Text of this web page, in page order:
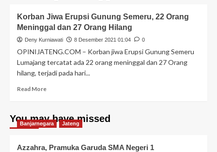
Korban Jiwa Erupsi Gunung Semeru, 22 Orang
Meninggal dan 27 Orang Hilang
Deny Kurniawati 8 Desember 2021 01:04 0
OPINIJATENG.COM – Korban jiwa Erupsi Gunung Semeru
Lumajang tercatat ada 22 orang meninggal dan 27 Orang
hilang, terjadi pada hari...
Read More
You may have missed
Banjarnegara Jateng
Azzahra, Pramuka Garuda SMA Negeri 1